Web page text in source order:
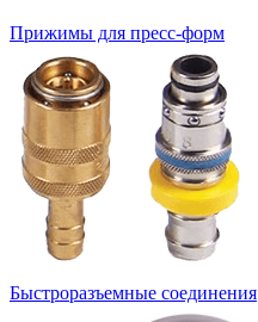
Прижимы для пресс-форм
Быстроразъемные соединения